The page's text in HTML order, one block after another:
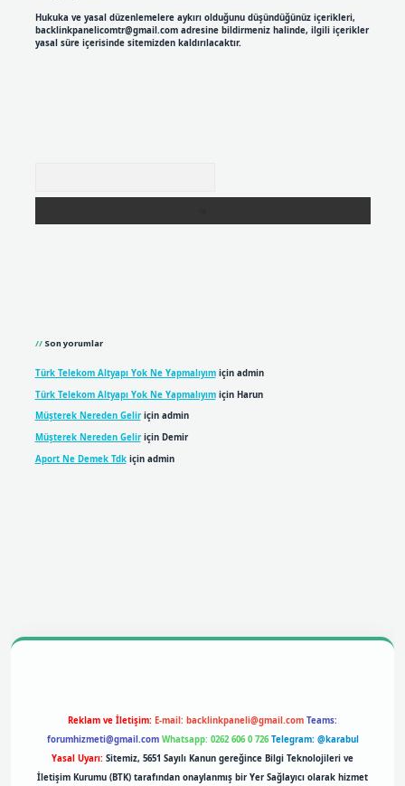
Hukuka ve yasal düzenlemelere aykırı olduğunu düşündüğünüz içerikleri,
backlinkpanelicomtr@gmail.comadresine bildirmeniz halinde, ilgili içerikler
yasal süre içerisinde sitemizden kaldırılacaktır.
Son yorumlar
Türk Telekom Altyapı Yok Ne Yapmalıyımiçin admin
Türk Telekom Altyapı Yok Ne Yapmalıyımiçin Harun
Müşterek Nereden Geliriçin admin
Müşterek Nereden Geliriçin Demir
Aport Ne Demek Tdkiçin admin
Reklam ve İletişim: E-mail: backlinkpaneli@gmail.com Teams:
forumhizmeti@gmail.com Whatsapp: 0262 606 0 726 Telegram: @karabul
Yasal Uyarı: Sitemiz, 5651 Sayılı Kanun gereğince Bilgi Teknolojileri ve
İletişim Kurumu (BTK) tarafından onaylanmış bir Yer Sağlayıcı olarak hizmet